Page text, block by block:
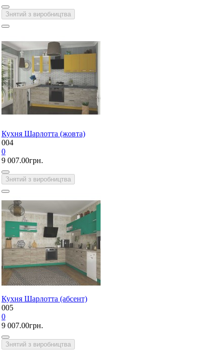
Знятий з виробництва
Кухня Шарлотта (жовта)
004
0
9 007.00грн.
Знятий з виробництва
Кухня Шарлотта (абсент)
005
0
9 007.00грн.
Знятий з виробництва